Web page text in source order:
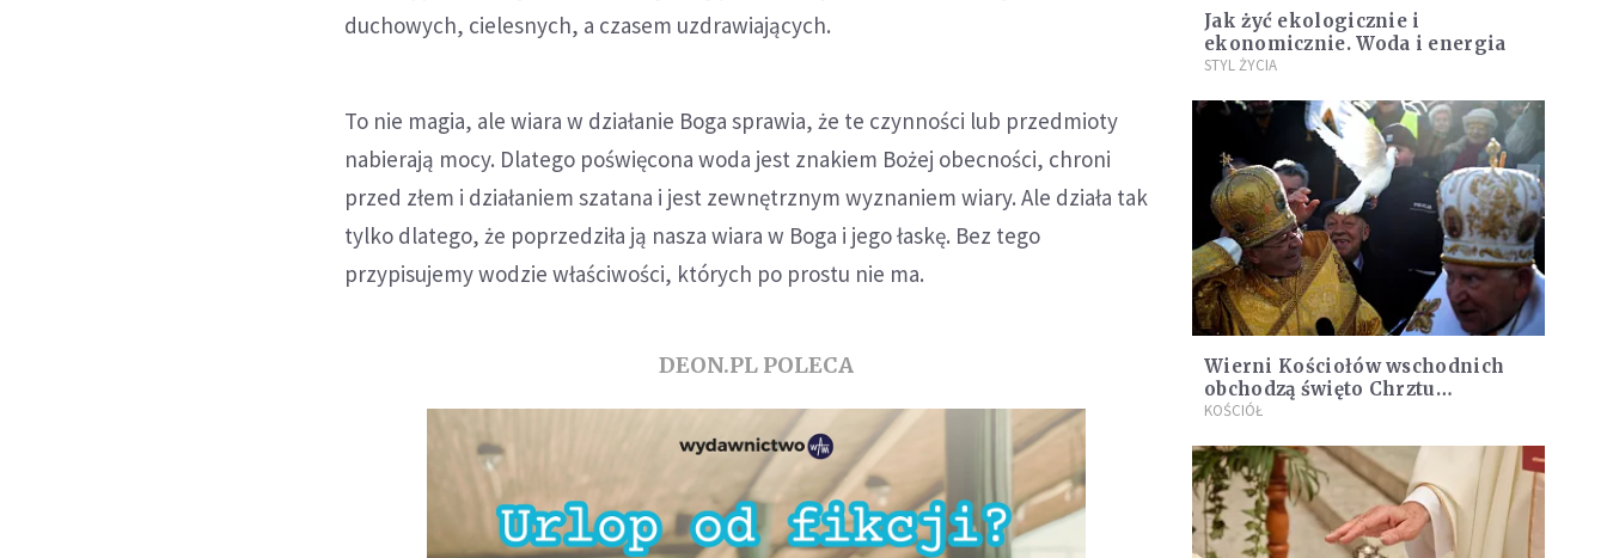
duchowych, cielesnych, a czasem uzdrawiających.
To nie magia, ale wiara w działanie Boga sprawia, że te czynności lub przedmioty
nabierają mocy. Dlatego poświęcona woda jest znakiem Bożej obecności, chroni
przed złem i działaniem szatana i jest zewnętrznym wyznaniem wiary. Ale działa tak
tylko dlatego, że poprzedziła ją nasza wiara w Boga i jego łaskę. Bez tego
przypisujemy wodzie właściwości, których po prostu nie ma.
DEON.PL POLECA
Jak żyć ekologicznie i
ekonomicznie. Woda i energia
STYL ŻYCIA
Wierni Kościołów wschodnich
obchodzą święto Chrztu
Pańskiego
KOŚCIÓŁ